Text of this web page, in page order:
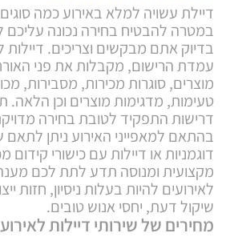
דיילת עשויה למלא באירוע כמה
במטרה להבטיח בחירה נכונה
בדיוק אתם מבקשים וצריכים.
עמדת הרישום, מקבלות את פני
מוצרים, סוגרות מכירות, מסבירות,
טעימות, מדגימות מוצרים וכן
דרישות התפקיד לטובת בחירה
בהתאם למאפייני האירוע ניתן לתאם
דוגמניות או דיילות עם כישורי
מקצועית ומנוסה תדע לתת לכם
לאירועים להיות בעלות ניסיון, חזות
שיקול דעת, יחסי אנוש טובים.
מחירים של שירותי דיילות לאירוע